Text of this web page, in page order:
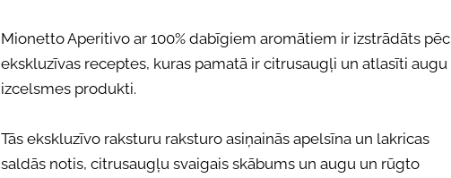
Mionetto Aperitivo ar 100% dabīgiem aromātiem ir izstrādāts pēc
ekskluzīvas receptes, kuras pamatā ir citrusaugļi un atlasīti augu
izcelsmes produkti.
Tās ekskluzīvo raksturu raksturo asiņainās apelsīna un lakricas
saldās notis, citrusaugļu svaigais skābums un augu un rūgto